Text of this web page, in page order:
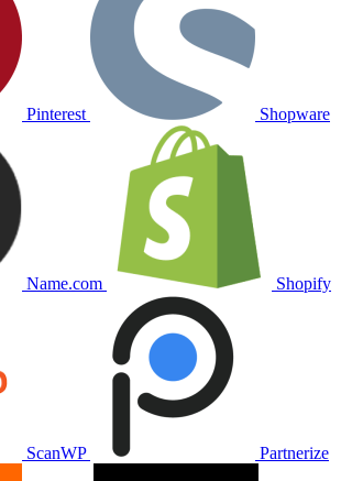
Pinterest Shopware
Name.com Shopify
ScanWP Partnerize